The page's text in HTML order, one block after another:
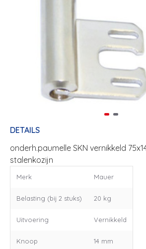
DETAILS
onderh.paumelle SKN vernikkeld
stalenkozijn
Merk Mauer
Belasting (bij 2 stuks) 20 kg
Uitvoering Vernikkeld
Knoop 14 mm